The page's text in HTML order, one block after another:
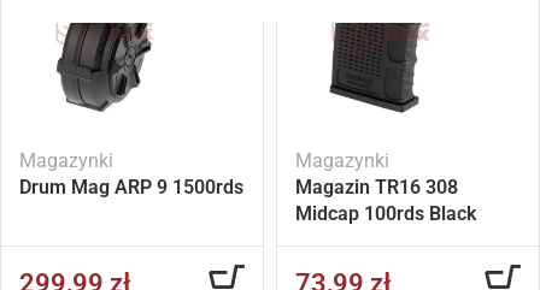
Magazynki
Drum Mag ARP 9 1500rds
299,99 zł
Magazynki
Magazin TR16 308
Midcap 100rds Black
73,99 zł